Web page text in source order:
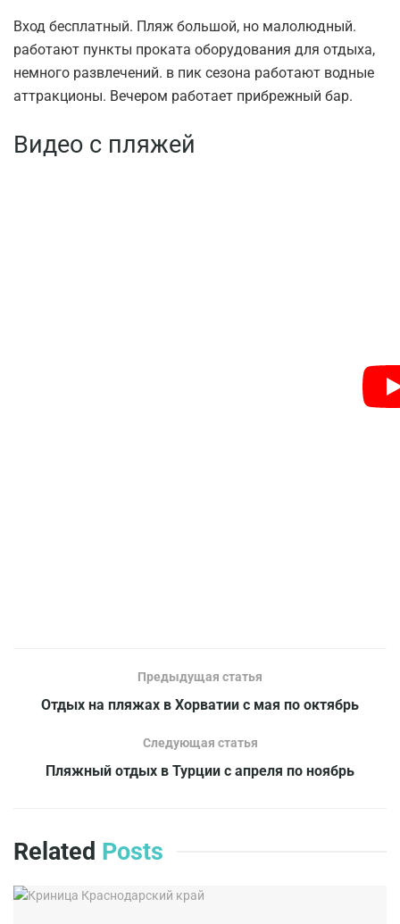
Вход бесплатный. Пляж большой, но малолюдный.
работают пункты проката оборудования для отдыха,
немного развлечений. в пик сезона работают водные
аттракционы. Вечером работает прибрежный бар.
Видео с пляжей
Предыдущая статья
Отдых на пляжах в Хорватии с мая по октябрь
Следующая статья
Пляжный отдых в Турции с апреля по ноябрь
Related Posts